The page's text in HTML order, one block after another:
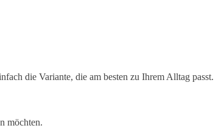
die Variante, die am besten zu Ihrem Alltag passt.
möchten.